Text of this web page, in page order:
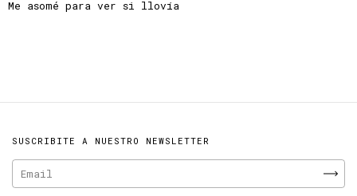
Me asomé para ver si llovía
SUSCRIBITE A NUESTRO NEWSLETTER